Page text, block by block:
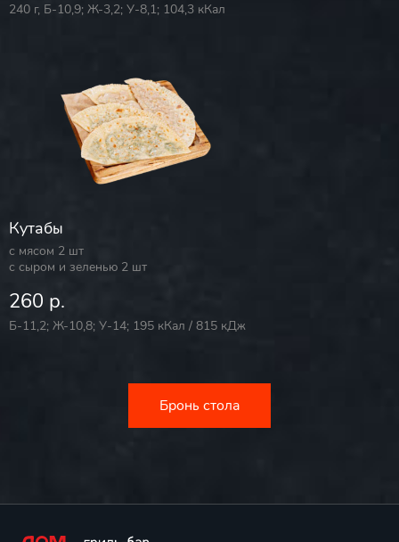
240 г, Б-10,9; Ж-3,2; У-8,1; 104,3 кКал
Кутабы
с мясом 2 шт
с сыром и зеленью 2 шт
260 р.
Б-11,2; Ж-10,8; У-14; 195 кКал / 815 кДж
Бронь стола